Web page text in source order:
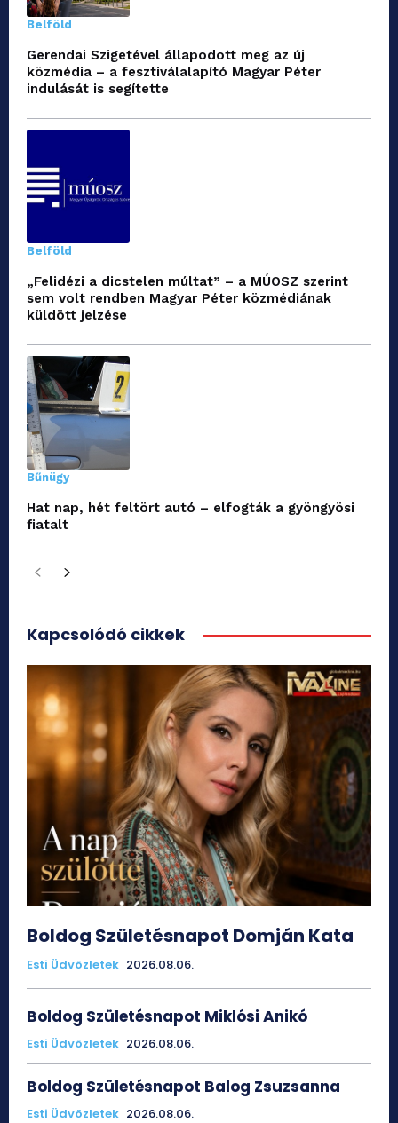
Belföld
Gerendai Szigetével állapodott meg az új
közmédia – a fesztiválalapító Magyar Péter
indulását is segítette
Belföld
„Felidézi a dicstelen múltat” – a MÚOSZ szerint
sem volt rendben Magyar Péter közmédiának
küldött jelzése
Bűnügy
Hat nap, hét feltört autó – elfogták a gyöngyösi
fiatalt
Kapcsolódó cikkek
Boldog Születésnapot Domján Kata
Esti Üdvözletek 2026.08.06.
Boldog Születésnapot Miklósi Anikó
Esti Üdvözletek 2026.08.06.
Boldog Születésnapot Balog Zsuzsanna
Esti Üdvözletek 2026.08.06.